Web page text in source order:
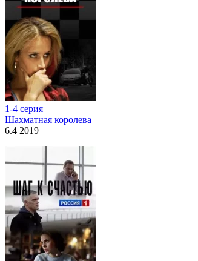
1-4 серия
Шахматная королева
6.4 2019